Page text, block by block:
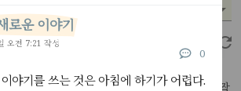
해지고 있다
의 표현과다른이들의 관용구에 둘려쌓여 옴짝
로운 이야기
오전 7:21 작성
0
야기를 쓰는 것은 아침에 하기가 어렵다.